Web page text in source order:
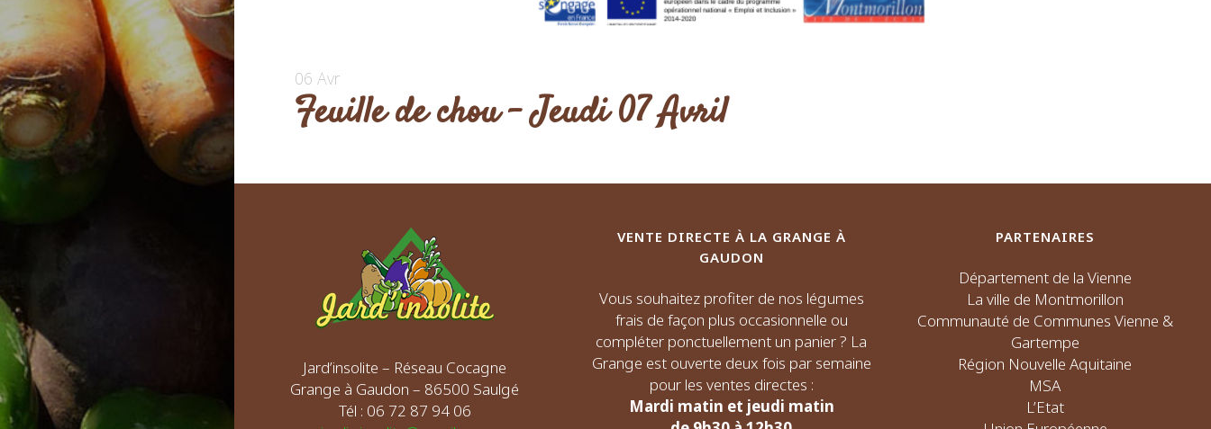
06 Avr
Feuille de chou – Jeudi 07 Avril
Jard’insolite – Réseau Cocagne
Grange à Gaudon – 86500 Saulgé
Tél : 06 72 87 94 06
VENTE DIRECTE À LA GRANGE À
GAUDON
Vous souhaitez profiter de nos légumes
frais de façon plus occasionnelle ou
compléter ponctuellement un panier ? La
Grange est ouverte deux fois par semaine
pour les ventes directes :
Mardi matin et jeudi matin
PARTENAIRES
Département de la Vienne
La ville de Montmorillon
Communauté de Communes Vienne &
Gartempe
Région Nouvelle Aquitaine
MSA
L’Etat